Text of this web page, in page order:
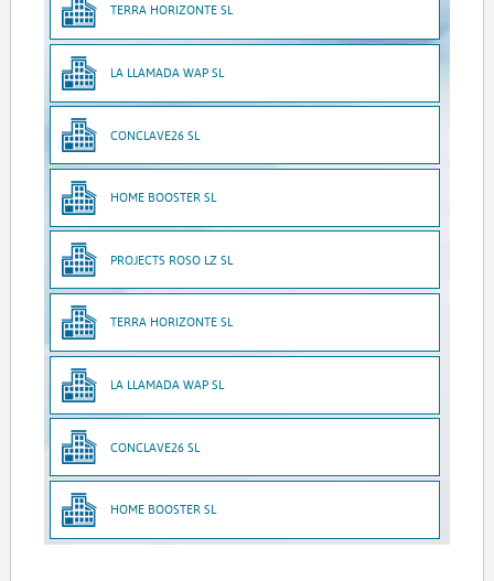
TERRA HORIZONTE SL
LA LLAMADA WAP SL
CONCLAVE26 SL
HOME BOOSTER SL
PROJECTS ROSO LZ SL
TERRA HORIZONTE SL
LA LLAMADA WAP SL
CONCLAVE26 SL
HOME BOOSTER SL